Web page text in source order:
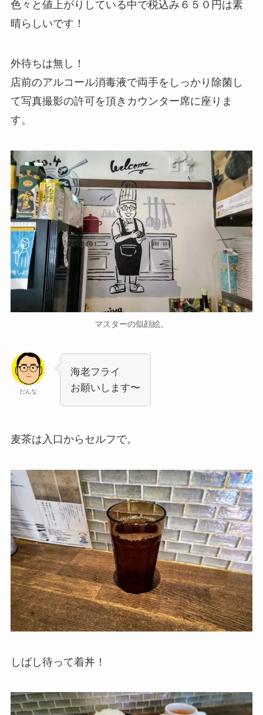
色々と値上がりしている中で税込み６５０円は素
晴らしいです！
外待ちは無し！
店前のアルコール消毒液で両手をしっかり除菌し
て写真撮影の許可を頂きカウンター席に座りま
す。
マスターの似顔絵。
だんな
海老フライ
お願いします〜
麦茶は入口からセルフで。
しばし待って着丼！